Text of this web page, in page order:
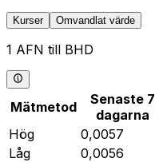
Kurser Omvandlat värde
1 AFN till BHD
Mätmetod
Senaste 7
dagarna
Hög
0,0057
Låg
0,0056